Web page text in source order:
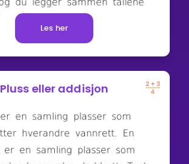
Les her
Pluss eller addisjon